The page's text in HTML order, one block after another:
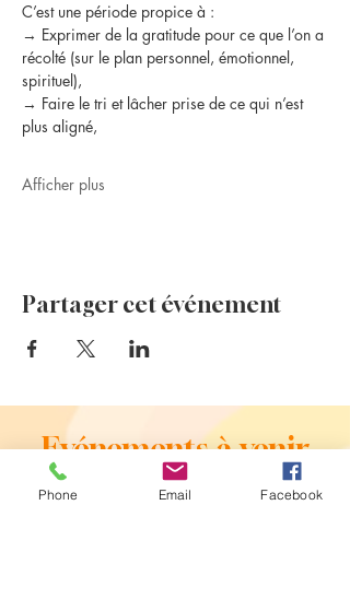
C’est une période propice à :
→ Exprimer de la gratitude pour ce que l’on a
récolté (sur le plan personnel, émotionnel,
spirituel),
→ Faire le tri et lâcher prise de ce qui n’est
plus aligné,
Afficher plus
Partager cet événement
Evénements à venir
Phone Email Facebook